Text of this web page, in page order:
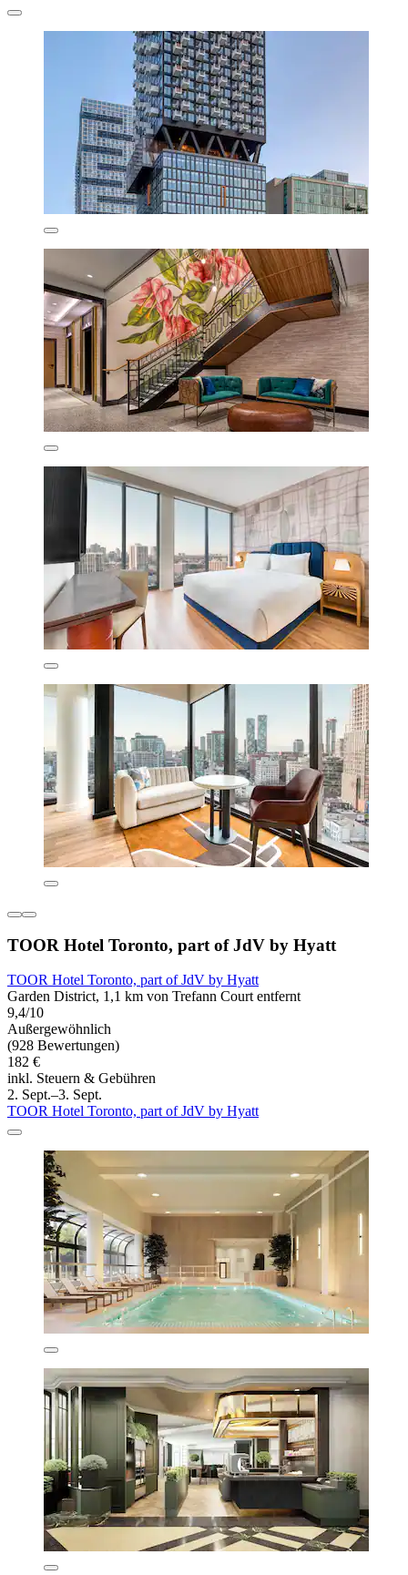
TOOR Hotel Toronto, part of JdV by Hyatt
TOOR Hotel Toronto, part of JdV by Hyatt
Garden District, 1,1 km von Trefann Court entfernt
9,4/10
Außergewöhnlich
(928 Bewertungen)
182 €
inkl. Steuern & Gebühren
2. Sept.–3. Sept.
TOOR Hotel Toronto, part of JdV by Hyatt